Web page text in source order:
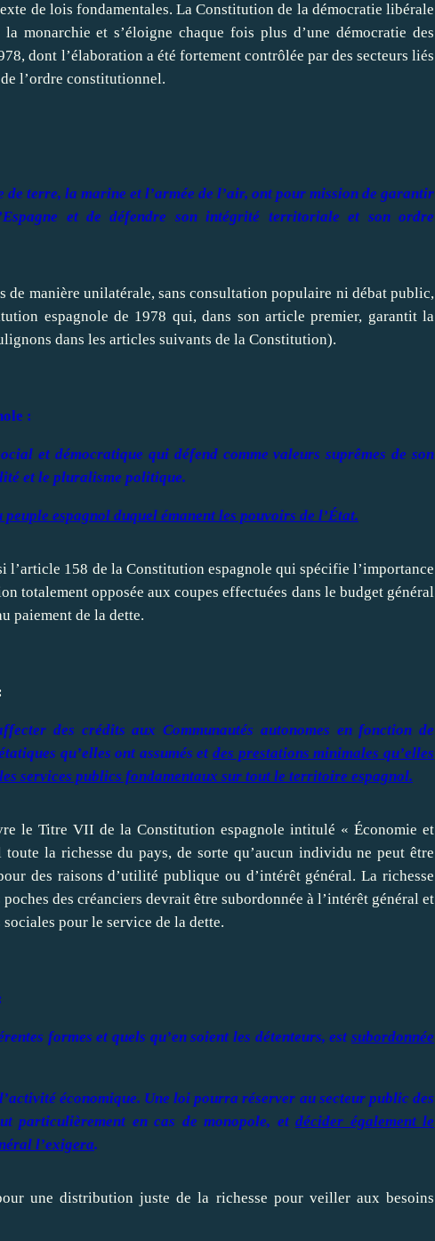
de lois fondamentales. La Constitution de la démocratie libérale
monarchie et s’éloigne chaque fois plus d’une démocratie des
dont l’élaboration a été fortement contrôlée par des secteurs liés
l’ordre constitutionnel.
de terre, la marine et l’armée de l’air, ont pour mission de garantir
et de défendre son intégrité territoriale et son ordre
de manière unilatérale, sans consultation populaire ni débat public,
espagnole de 1978 qui, dans son article premier, garantit la
dans les articles suivants de la Constitution).
:
et démocratique qui défend comme valeurs suprêmes de son
et le pluralisme politique.
espagnol duquel émanent les pouvoirs de l’État.
158 de la Constitution espagnole qui spécifie l’importance
totalement opposée aux coupes effectuées dans le budget général
paiement de la dette.
des crédits aux Communautés autonomes en fonction de
qu’elles ont assumés etdes prestations minimales qu’elles
services publics fondamentaux sur tout le territoire espagnol.
le Titre VII de la Constitution espagnole intitulé « Économie et
la richesse du pays, de sorte qu’aucun individu ne peut être
des raisons d’utilité publique ou d’intérêt général. La richesse
des créanciers devrait être subordonnée à l’intérêt général et
pour le service de la dette.
formes et quels qu’en soient les détenteurs, estsubordonnée
économique. Une loi pourra réserver au secteur public des
particulièrement en cas de monopole, et décider également le
l’exigera.
une distribution juste de la richesse pour veiller aux besoins